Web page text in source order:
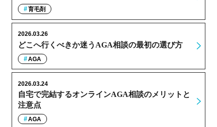
育毛剤
どこへ行くべきか迷うAGA相談の最初の選び方
2026.03.26
AGA
自宅で完結するオンラインAGA相談のメリットと
注意点
2026.03.24
AGA